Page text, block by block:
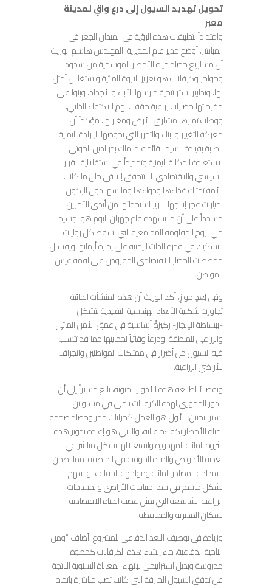
تحويل تهديد السيول إلى درع واقٍ لمدينة
معبر
وامتداداً لتطبيقات هذه الرؤية في الميدان الجغرافي
المباشر، أوضح مدير عام المديرية، المهندس هاشم الوريث
أن مشاريع حصاد مياه الأمطار الموسمية من سدود
وحواجز وكرفانات هو تعزيز للثروة المائية واستغلال أمثل
لها، وتدابير استراتيجية مارسها الآباء والأجداد، وبنوا على
مخرجاتها حضارات زراعية حققت لهم الاكتفاء الذاتي،
ووصلت ثمارها مشارق الأرض ومغاربها، مؤكداً أن
معركة التغيير والبناء والتحرر التي تخوضها الإرادة اليمنية
الصلبة بقيادة السيد القائد عبدالملك بدرالدين الحوثي
لاستعادة المكانة اليمنية وتحديداً في استقلالية القرار
السياسي والاقتصادي، لا تتحقق إلا في حال ما كانت
الأمة تمتلك غذاءها ودواءها وملبسها دون الركون
لخيارات عجز إنتاجها لتبرير استجدائها من أيدي الآخرين،
مشدداً على أن ما يشهده قاع جهران اليوم هو تجسيد
حي لروح المقاومة المجتمعية التي تسقط كل روايات
التشكيك في قدرة الذات اليمنية على إدارة أزماتها وإفشال
مخططات الحصار الاقتصادي المفروض على لقمة عيش
المواطن.
وفي بُعدٍ موازٍ، أكد الوريث أن هذه المنشآت المائية
تجاوزت شكلية الأبعاد الهندسية التقليدية لتشكل
-ببساطة الإنجاز- ركيزةً أساسية في عمق الأمن المائي
والزراعي للمنطقة، ودرعاً وقائياً لحمايتها مما قد تتسبب
فيه السيول من أضرار في ممتلكات المواطنين وانجراف
للأراضي الزراعية.
وتفصيلاً لطبيعة هذه الأدوار الحيوية، تابع مشيراً إلى أن
الدور المحوري لهذه الكرفانات يتجلى في مستويين
استراتيجيين: الأول هو العمل كخزانات حجز وحصاد ضخمة
لمياه الأمطار بكفاءة عالية، والثاني هو إعادة تدوير هذه
الثروة المائية المهدورة واستغلالها بشكل مباشر في
تغذية الأحواض والمياه الجوفية في المنطقة، مما يضمن
استدامة المصادر المائية ومواجهة الجفاف، ويسهم
بشكل حاسم في سد احتياجات الأراضي والمساحات
الزراعية الشاسعة التي تمثل عصب الحياة الاقتصادية
لسكان المديرية والمحافظة.
وزيادة في توصيف البعد الدفاعي للمشروع، أضاف “ومن
الناحية الدفاعية، جاء إنشاء هذه الكرفانات كخطوة
مدروسة وبديل استراتيجي لإنهاء المعاناة السنوية الناتجة
عن تدفق السيول الجارفة التي كانت تصب مباشرة باتجاه